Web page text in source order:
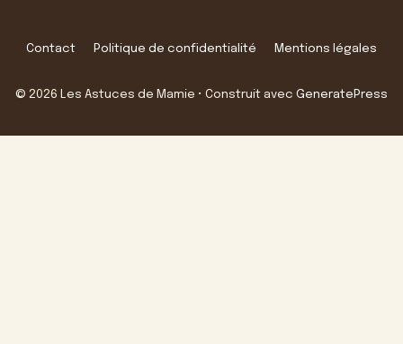
Contact Politique de confidentialité Mentions légales
© 2026 Les Astuces de Mamie • Construit avec GeneratePress